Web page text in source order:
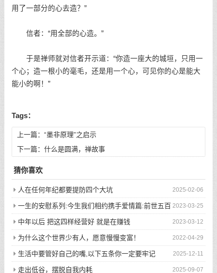
用了一部分的心去造？”
信者：“用全部的心造。”
于是禅师就对信者开示道：“你造一座大的城垣，只用一
个心；造一根小的毫毛，还是用一个心，可见你的心是能大
能小的啊！”
Tags：
上一篇： “墨非原理”之启示
下一篇： 什么是圆满，禅故事
猜你喜欢
2025-02-06
人在任何年纪都要提防四个大坑
2023-03-25
一生的安慰系列:今生我们相约携手爱情篇:前世五百
次的回眸才换来今生的相遇
2023-03-12
中年以后 把这四样经营好 就是在赚钱
2022-04-29
为什么这个世界少有人，愿意慢慢变富！
2025-12-11
生活中要管好自己的嘴,以下五条你一定要牢记
2025-09-07
走出低谷，摆脱自我内耗